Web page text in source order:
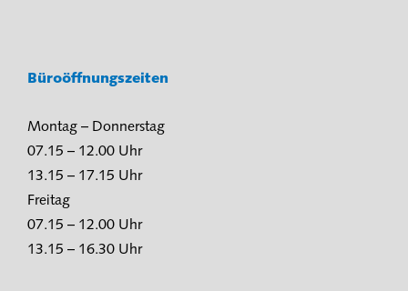
Büroöffnungszeiten
Montag – Donnerstag
07.15 – 12.00 Uhr
13.15 – 17.15 Uhr
Freitag
07.15 – 12.00 Uhr
13.15 – 16.30 Uhr